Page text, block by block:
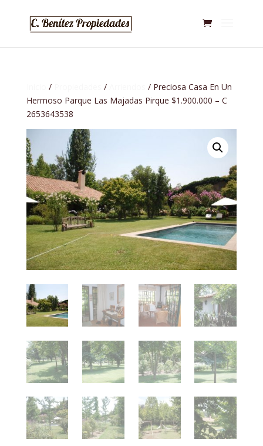
/ /
/ Preciosa Casa En Un
Hermoso Parque Las Majadas Pirque $1.900.000 – C
2653643538